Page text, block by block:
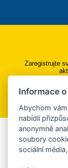
Zaregistrujte
Chcete
Informace
Abychom
nabídli
anonymně
soubory
sociální